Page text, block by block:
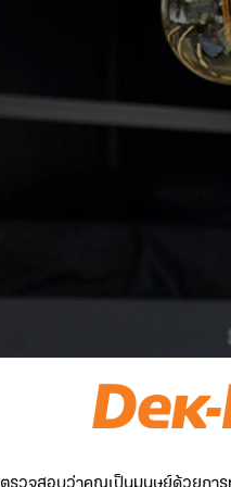
ตรวจสอบว่าคุณเป็นมนุษย์ด้วยการ